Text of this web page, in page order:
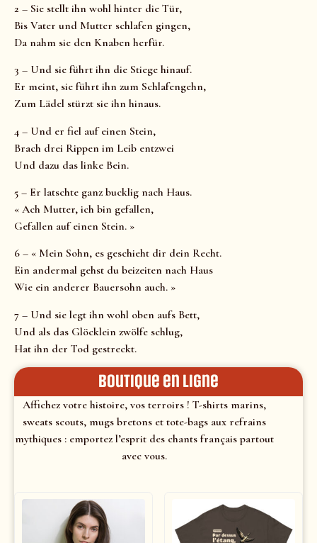
2 – Sie stellt ihn wohl hinter die Tür,
Bis Vater und Mutter schlafen gingen,
Da nahm sie den Knaben herfür.
3 – Und sie führt ihn die Stiege hinauf.
Er meint, sie führt ihn zum Schlafengehn,
Zum Lädel stürzt sie ihn hinaus.
4 – Und er fiel auf einen Stein,
Brach drei Rippen im Leib entzwei
Und dazu das linke Bein.
5 – Er latschte ganz bucklig nach Haus.
« Ach Mutter, ich bin gefallen,
Gefallen auf einen Stein. »
6 – « Mein Sohn, es geschieht dir dein Recht.
Ein andermal gehst du beizeiten nach Haus
Wie ein anderer Bauersohn auch. »
7 – Und sie legt ihn wohl oben aufs Bett,
Und als das Glöcklein zwölfe schlug,
Hat ihn der Tod gestreckt.
Boutique en ligne
Affichez votre histoire, vos terroirs ! T-shirts marins,
sweats scouts, mugs bretons et tote-bags aux refrains
mythiques : emportez l’esprit des chants français partout
avec vous.